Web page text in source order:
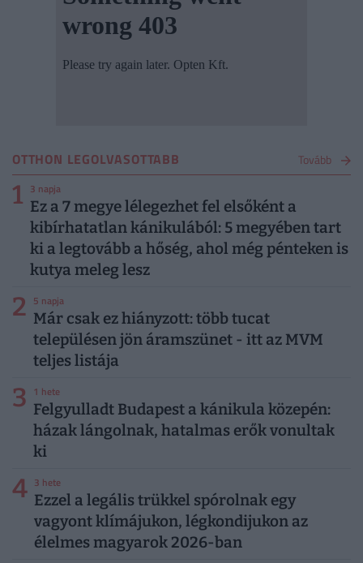
OTTHON LEGOLVASOTTABB Tovább
1 3 napja
Ez a 7 megye lélegezhet fel elsőként a
kibírhatatlan kánikulából: 5 megyében tart
ki a legtovább a hőség, ahol még pénteken is
kutya meleg lesz
2 5 napja
Már csak ez hiányzott: több tucat
településen jön áramszünet - itt az MVM
teljes listája
3 1 hete
Felgyulladt Budapest a kánikula közepén:
házak lángolnak, hatalmas erők vonultak
ki
4 3 hete
Ezzel a legális trükkel spórolnak egy
vagyont klímájukon, légkondijukon az
élelmes magyarok 2026-ban